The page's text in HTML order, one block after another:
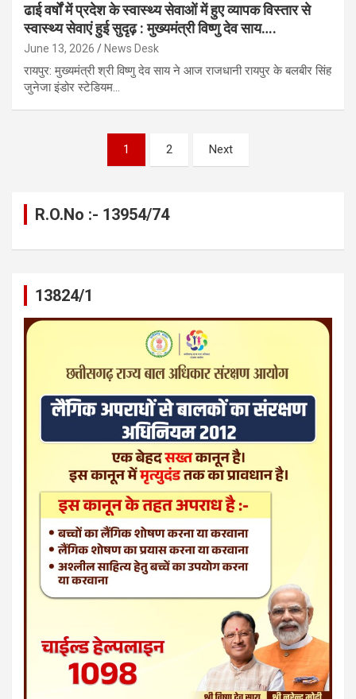
ढाई वर्षों में प्रदेश के स्वास्थ्य सेवाओं में हुए व्यापक विस्तार से
स्वास्थ्य सेवाएं हुई सुदृढ़ : मुख्यमंत्री विष्णु देव साय….
June 13, 2026 News Desk
रायपुर: मुख्यमंत्री श्री विष्णु देव साय ने आज राजधानी रायपुर के बलबीर सिंह
जुनेजा इंडोर स्टेडियम…
1 2 Next
R.O.No :- 13954/74
13824/1